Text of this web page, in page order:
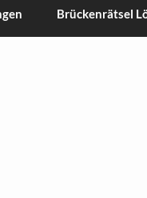
Brückenrätsel